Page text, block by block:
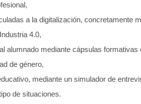
a la digitalización, concretamente
4.0,
alumnado mediante cápsulas
de género,
mediante un simulador de
de situaciones.